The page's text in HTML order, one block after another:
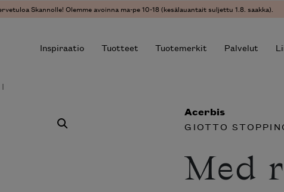
Skannolle! Olemme avoinna ma-pe 10-18 (kesälauantait suljettu 1.8. saakka).
Inspiraatio Tuotteet Tuotemerkit Palvelut
Acerbis
GIOTTO
Med